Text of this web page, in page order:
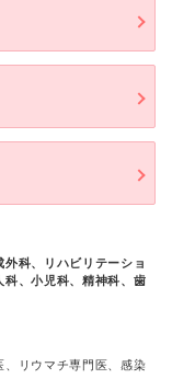
科、リハビリテーショ
科、小児科、精神科、歯
リウマチ専門医、感染